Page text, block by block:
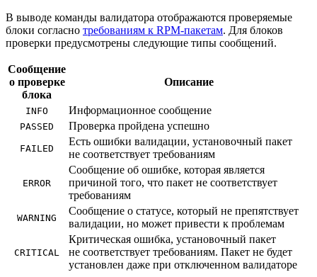
В выводе команды валидатора отображаются проверяемые
блоки согласно требованиям к RPM-пакетам. Для блоков
проверки предусмотрены следующие типы сообщений.
Сообщение
о проверке
блока
Описание
INFO Информационное сообщение
PASSED Проверка пройдена успешно
FAILED
Есть ошибки валидации, установочный пакет
не соответствует требованиям
ERROR
Сообщение об ошибке, которая является
причиной того, что пакет не соответствует
требованиям
WARNING
Сообщение о статусе, который не препятствует
валидации, но может привести к проблемам
CRITICAL
Критическая ошибка, установочный пакет
не соответствует требованиям. Пакет не будет
установлен даже при отключенном валидаторе